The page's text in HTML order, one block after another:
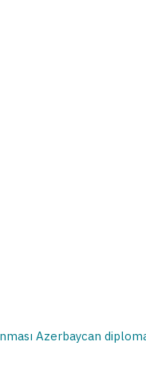
Azerbaycan